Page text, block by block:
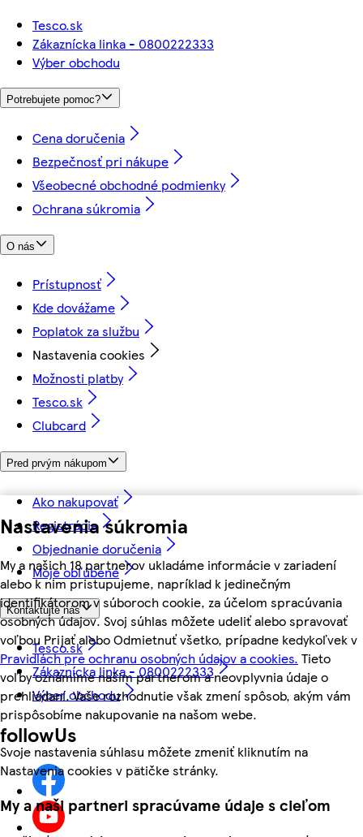
Nastavenia súkromia
My a našich 18 partnerov ukladáme informácie v zariadení
alebo k nim pristupujeme, napríklad k jedinečným
identifikátorom v súboroch cookie, za účelom spracúvania
osobných údajov. Svoj súhlas môžete udeliť alebo spravovať
voľbou Prijať alebo Odmietnuť všetko, prípadne kedykoľvek v
Pravidlách pre ochranu osobných údajov a cookies. Tieto
voľby oznámime našim partnerom a neovplyvnia údaje o
prehliadaní. Vaše rozhodnutie však zmení spôsob, akým vám
prispôsobíme nakupovanie na našom webe.
Svoje nastavenia súhlasu môžete zmeniť kliknutím na
Nastavenia cookies v pätičke stránky.
My a naši partneri spracúvame údaje s cieľom
Tesco.sk
Zákaznícka linka - 0800222333
Výber obchodu
Potrebujete pomoc?
Cena doručenia
Bezpečnosť pri nákupe
Všeobecné obchodné podmienky
Ochrana súkromia
O nás
Prístupnosť
Kde dovážame
Poplatok za službu
Nastavenia cookies
Možnosti platby
Tesco.sk
Clubcard
Pred prvým nákupom
Ako nakupovať
Registrácia
Objednanie doručenia
Moje obľúbené
Kontaktujte nás
Tesco.sk
Zákaznícka linka - 0800222333
Výber obchodu
followUs